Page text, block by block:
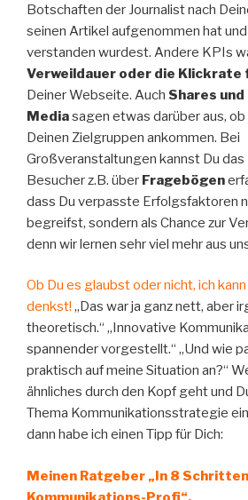
Botschaften der Journalist nach
seinen Artikel aufgenommen hat
verstanden wurdest. Andere KPIs
Verweildauer oder die
Deiner Webseite. Auch Shares
Mediasagen etwas darüber aus,
Deinen Zielgruppen ankommen. Bei
Großveranstaltungen kannst Du
Besucher z.B. über Fragebögen
dass Du verpasste Erfolgsfaktoren
begreifst, sondern als Chance zur
denn wir lernen sehr viel mehr aus
Ob Du es glaubst oder nicht, ich
denkst! „Das war ja ganz nett, aber
theoretisch.“ „Innovative
spannender vorgestellt.“ „Und wie
praktisch auf meine Situation an?“
ähnliches durch den Kopf geht und
Thema Kommunikationsstrategie
dann habe ich einen Tipp für Dich:
Meinen Ratgeber „In 8